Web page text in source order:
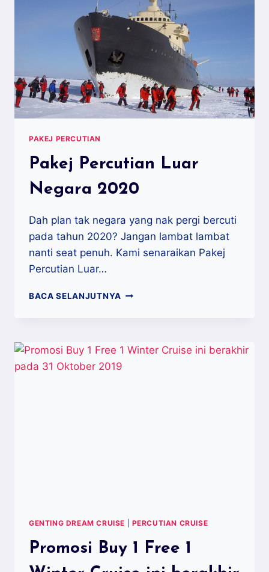
PAKEJ PERCUTIAN
Pakej Percutian Luar
Negara 2020
Dah plan tak negara yang nak pergi bercuti
pada tahun 2020? Jangan lambat lambat
nanti seat penuh. Kami senaraikan Pakej
Percutian Luar…
BACA SELANJUTNYA PAKEJ
2020
GENTING DREAM CRUISE PERCUTIAN CRUISE
Promosi Buy 1 Free 1